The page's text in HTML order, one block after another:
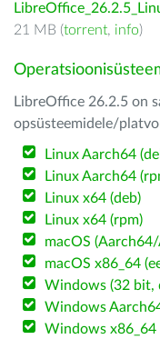
21 MB (torrent, info)
LibreOffice 26.2.5 on
opsüsteemidele/
Linux Aarch64
Linux Aarch64
Linux x64 (deb)
Linux x64 (rpm)
macOS
macOS x86_64
Windows (32 bit,
Windows
Windows x86_64